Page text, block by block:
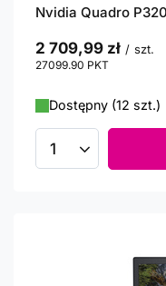
Nvidia Quadro
2 709,99 zł / szt.
27099.90 PKT
Dostępny (12 szt.)
Ilość produktów